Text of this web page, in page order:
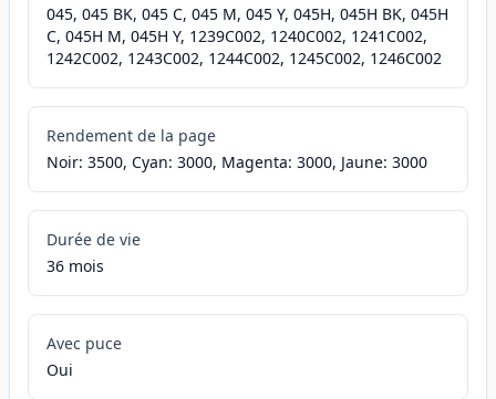
045, 045 BK, 045 C, 045 M, 045 Y, 045H, 045H BK, 045H
C, 045H M, 045H Y, 1239C002, 1240C002, 1241C002,
1242C002, 1243C002, 1244C002, 1245C002, 1246C002
Rendement de la page
Noir: 3500, Cyan: 3000, Magenta: 3000, Jaune: 3000
Durée de vie
36 mois
Avec puce
Oui